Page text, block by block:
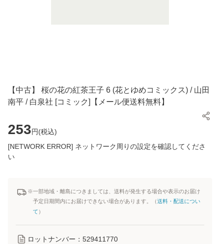
【中古】 桜の花の紅茶王子 6 (花とゆめコミックス) / 山田
南平 / 白泉社 [コミック]【メール便送料無料】
253円(税込)
[NETWORK ERROR] ネットワーク周りの設定を確認してくださ
い
※一部地域・離島につきましては、送料が発生する場合や表示のお届け
予定日期間内にお届けできない場合があります。（送料・配送につい
て ）
ロットナンバー： 529411770